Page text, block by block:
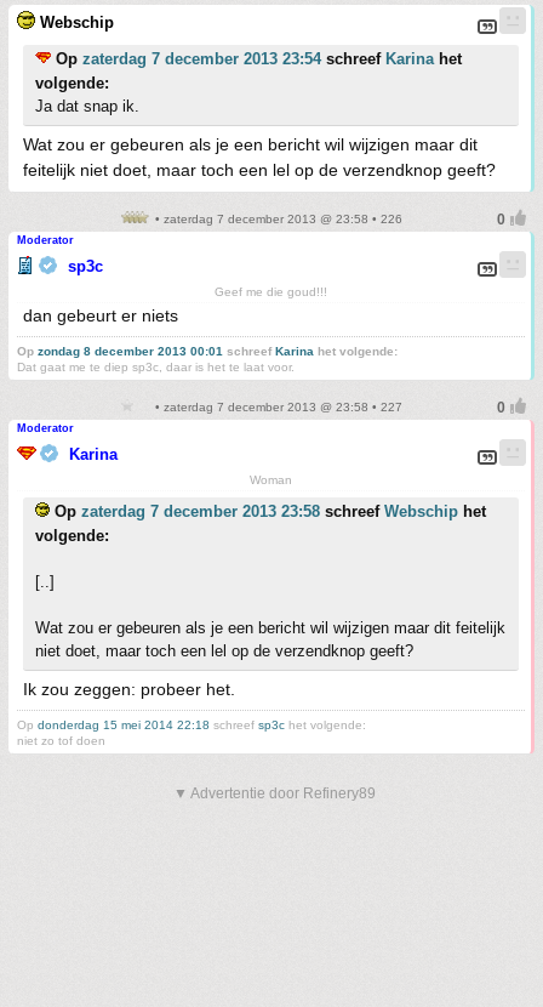
Webschip
Op zaterdag 7 december 2013 23:54schreef Karinahet
volgende:
Ja dat snap ik.
Wat zou er gebeuren als je een bericht wil wijzigen maar dit
feitelijk niet doet, maar toch een lel op de verzendknop geeft?
• zaterdag 7 december 2013 @ 23:58 • 226
Moderator
sp3c
Geef me die goud!!!
dan gebeurt er niets
Op zondag 8 december 2013 00:01 schreefKarina het volgende:
Dat gaat me te diep sp3c, daar is het te laat voor.
• zaterdag 7 december 2013 @ 23:58 • 227
Moderator
Karina
Woman
Op zaterdag 7 december 2013 23:58 schreef Webschip het
volgende:
[..]
Wat zou er gebeuren als je een bericht wil wijzigen maar dit feitelijk
niet doet, maar toch een lel op de verzendknop geeft?
Ik zou zeggen: probeer het.
Op donderdag 15 mei 2014 22:18 schreef sp3c het volgende:
niet zo tof doen
▼ Advertentie door Refinery89